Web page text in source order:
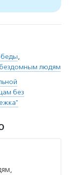
,
людям
без